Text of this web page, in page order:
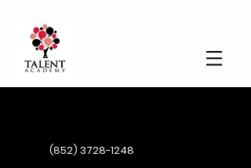
(852) 3728-1248